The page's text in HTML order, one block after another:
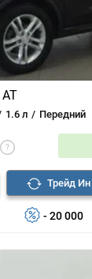
1.6 л Передний
- 20 000
Трейд Ин